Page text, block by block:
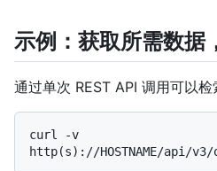
示例：获取所需数据
通过单次 REST API 调用可以检
curl -v